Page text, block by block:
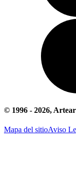
© 1996 - 2026, Artear
Mapa del sitioAviso